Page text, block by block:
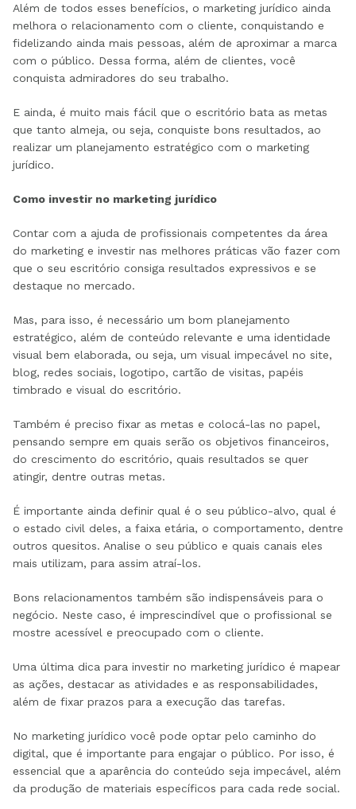
Além de todos esses benefícios, o marketing jurídico ainda
melhora o relacionamento com o cliente, conquistando e
fidelizando ainda mais pessoas, além de aproximar a marca
com o público. Dessa forma, além de clientes, você
conquista admiradores do seu trabalho.
E ainda, é muito mais fácil que o escritório bata as metas
que tanto almeja, ou seja, conquiste bons resultados, ao
realizar um planejamento estratégico com o marketing
jurídico.
Como investir no marketing jurídico
Contar com a ajuda de profissionais competentes da área
do marketing e investir nas melhores práticas vão fazer com
que o seu escritório consiga resultados expressivos e se
destaque no mercado.
Mas, para isso, é necessário um bom planejamento
estratégico, além de conteúdo relevante e uma identidade
visual bem elaborada, ou seja, um visual impecável no site,
blog, redes sociais, logotipo, cartão de visitas, papéis
timbrado e visual do escritório.
Também é preciso fixar as metas e colocá-las no papel,
pensando sempre em quais serão os objetivos financeiros,
do crescimento do escritório, quais resultados se quer
atingir, dentre outras metas.
É importante ainda definir qual é o seu público-alvo, qual é
o estado civil deles, a faixa etária, o comportamento, dentre
outros quesitos. Analise o seu público e quais canais eles
mais utilizam, para assim atraí-los.
Bons relacionamentos também são indispensáveis para o
negócio. Neste caso, é imprescindível que o profissional se
mostre acessível e preocupado com o cliente.
Uma última dica para investir no marketing jurídico é mapear
as ações, destacar as atividades e as responsabilidades,
além de fixar prazos para a execução das tarefas.
No marketing jurídico você pode optar pelo caminho do
digital, que é importante para engajar o público. Por isso, é
essencial que a aparência do conteúdo seja impecável, além
da produção de materiais específicos para cada rede social.